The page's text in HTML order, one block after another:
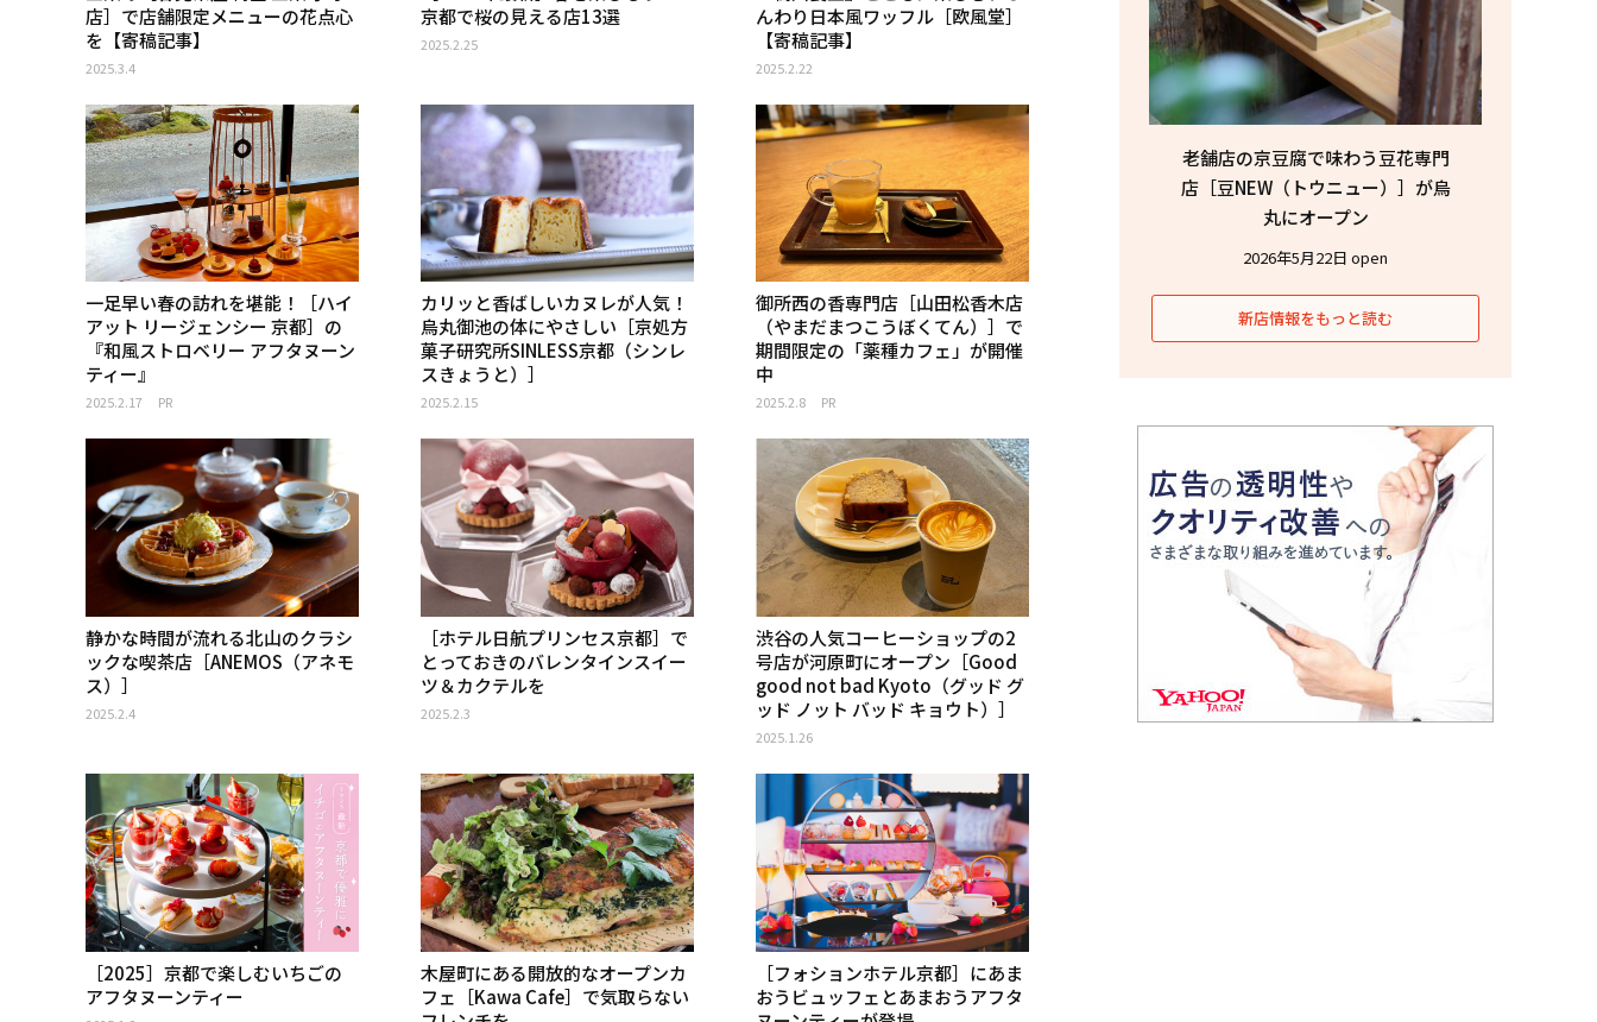
店］で店舗限定メニューの花点心
を【寄稿記事】
2025.3.4
京都で桜の見える店13選
2025.2.25
んわり日本風ワッフル［欧風堂］
【寄稿記事】
2025.2.22
一足早い春の訪れを堪能！［ハイ
アット リージェンシー 京都］の
『和風ストロベリー アフタヌーン
ティー』
2025.2.17 PR
カリッと香ばしいカヌレが人気！
烏丸御池の体にやさしい［京処方
菓子研究所SINLESS京都（シンレ
スきょうと）］
2025.2.15
御所西の香専門店［山田松香木店
（やまだまつこうぼくてん）］で
期間限定の「薬種カフェ」が開催
中
2025.2.8 PR
静かな時間が流れる北山のクラシ
ックな喫茶店［ANEMOS（アネモ
ス）］
2025.2.4
［ホテル日航プリンセス京都］で
とっておきのバレンタインスイー
ツ＆カクテルを
2025.2.3
渋谷の人気コーヒーショップの2
号店が河原町にオープン［Good
good not bad Kyoto（グッド グ
ッド ノット バッド キョウト）］
2025.1.26
［2025］京都で楽しむいちごの
アフタヌーンティー
木屋町にある開放的なオープンカ
フェ［Kawa Cafe］で気取らない
［フォションホテル京都］にあま
おうビュッフェとあまおうアフタ
老舗店の京豆腐で味わう豆花専門
店［豆NEW（トウニュー）］が烏
丸にオープン
2026年5月22日 open
新店情報をもっと読む